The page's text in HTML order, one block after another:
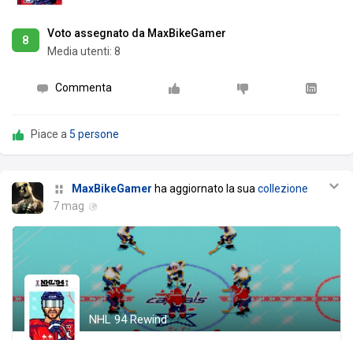
8
Voto assegnato da MaxBikeGamer
Media utenti: 8
Commenta
Piace a5 persone
MaxBikeGamer ha aggiornato la suacollezione
7 mag
NHL 94 Rewind